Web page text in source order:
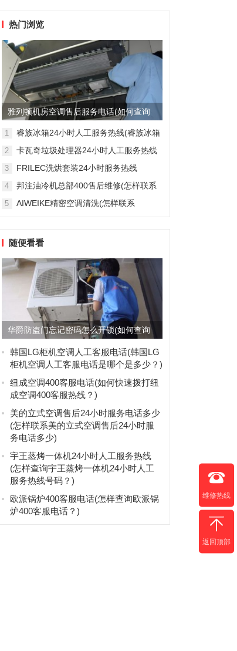
热门浏览
雅列顿机房空调售后服务电话(如何查询
雅列顿机房空调售后服务电...
1
睿族冰箱24小时人工服务热线(睿族冰箱
2
卡瓦奇垃圾处理器24小时人工服务热线
是多少？)
3
FRILEC洗烘套装24小时服务热线
少？)
4
邦注油冷机总部400售后维修(怎样联系
5
AIWEIKE精密空调清洗(怎样联系
随便看看
华爵防盗门忘记密码怎么开锁(如何查询
华爵防盗门忘记密码后的开...
韩国LG柜机空调人工客服电话(韩国LG
柜机空调人工客服电话是哪个是多少？)
纽成空调400客服电话(如何快速拨打纽
成空调400客服热线？)
美的立式空调售后24小时服务电话多少
(怎样联系美的立式空调售后24小时服
务电话多少)
宇王蒸烤一体机24小时人工服务热线
(怎样查询宇王蒸烤一体机24小时人工
服务热线号码？)
欧派锅炉400客服电话(怎样查询欧派锅
炉400客服电话？)
维修热线
返回顶部